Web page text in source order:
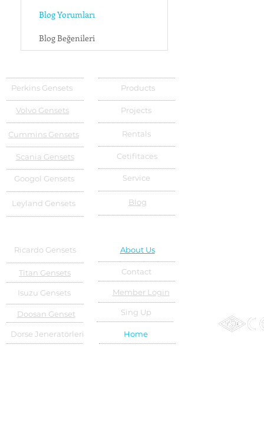
Blog Yorumları
Blog Beğenileri
Perkins Gensets
Volvo Gensets
Cummins Gensets
Scania Gensets
Googol Gensets
Leyland Gensets
Products
Projects
Rentals
Cetifitaces
Service
Blog
Ricardo Gensets
Titan Gensets
Isuzu Gensets
Doosan Genset
Dorse Jeneratörleri
About Us
Contact
Member Login
Sing Up
Home